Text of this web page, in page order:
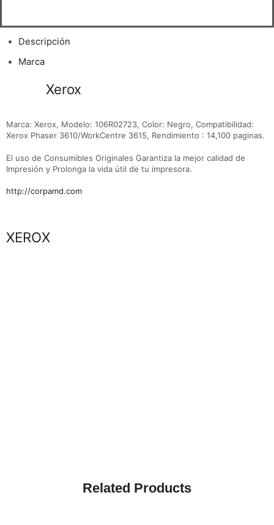
Descripción
Marca
Xerox
Marca: Xerox, Modelo: 106R02723, Color: Negro, Compatibilidad:
Xerox Phaser 3610/WorkCentre 3615, Rendimiento : 14,100 paginas.
El uso de Consumibles Originales Garantiza la mejor calidad de
Impresión y Prolonga la vida útil de tu impresora.
http://corpamd.com
XEROX
Related Products